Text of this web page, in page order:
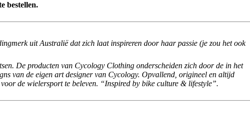
bestellen.
uit Australië dat zich laat inspireren door haar passie (je zou het ook
De producten van Cycology Clothing onderscheiden zich door de in het
van de eigen art designer van Cycology. Opvallend, origineel en altijd
de wielersport te beleven. “Inspired by bike culture & lifestyle”.